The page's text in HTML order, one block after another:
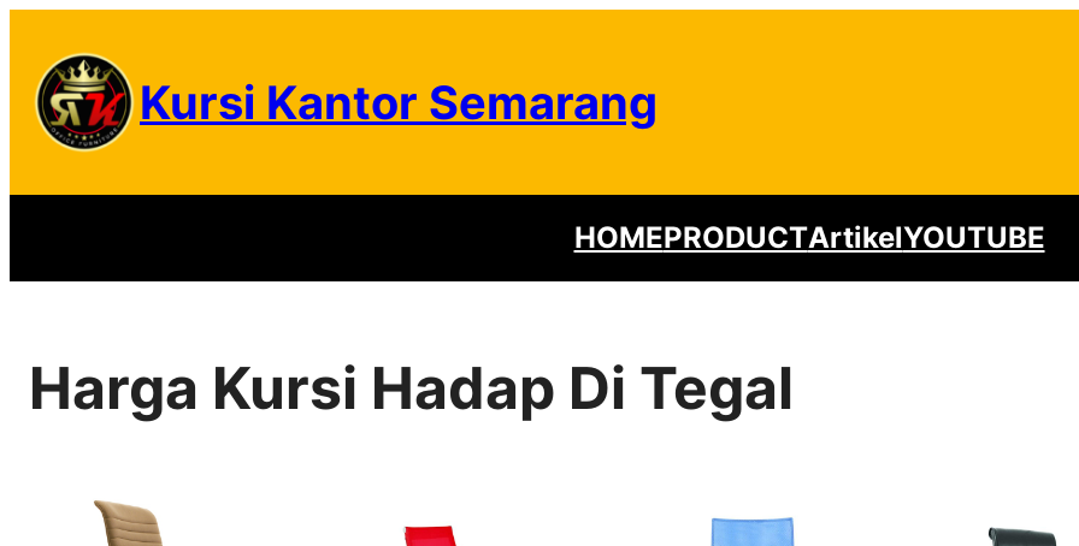
content
Kursi Kantor Semarang
HOMEPRODUCTArtikelYOUTUBE
Harga Kursi Hadap Di Tegal